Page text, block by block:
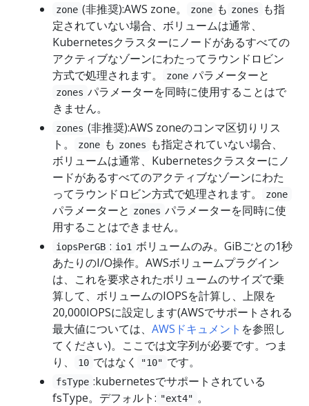
zone (非推奨):AWS zone。 zone も zones
も指
定されていない場合、ボリュームは通常、
Kubernetesクラスターにノードがあるすべての
アクティブなゾーンにわたってラウンドロビン
方式で処理されます。
zone パラメーターと
zones パラメーターを同時に使用することはで
きません。
zones (非推奨):AWS zoneのコンマ区切りリス
ト。
zone も zones
も指定されていない場合、
ボリュームは通常、Kubernetesクラスターにノ
ードがあるすべてのアクティブなゾーンにわた
ってラウンドロビン方式で処理されます。
zone
パラメーターと zones パラメーターを同時に使
用することはできません。
iopsPerGB : io1 ボリュームのみ。GiBごとの1秒
あたりのI/O操作。AWSボリュームプラグイン
は、これを要求されたボリュームのサイズで乗
算して、ボリュームのIOPSを計算し、上限を
20,000IOPSに設定します(AWSでサポートされる
最大値については、 AWSドキュメント を参照し
てください)。ここでは文字列が必要です。つま
り、
10 ではなく "10" です。
fsType :kubernetesでサポートされている
fsType。デフォルト: "ext4" 。